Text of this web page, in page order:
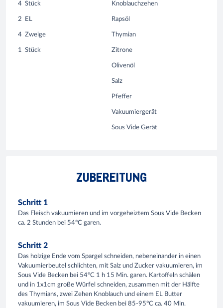
4 Stück Knoblauchzehen
2 EL Rapsöl
4 Zweige Thymian
1 Stück Zitrone
Olivenöl
Salz
Pfeffer
Vakuumiergerät
Sous Vide Gerät
ZUBEREITUNG
Schritt 1
Das Fleisch vakuumieren und im vorgeheiztem Sous Vide Becken
ca. 2 Stunden bei 54°C garen.
Schritt 2
Das holzige Ende vom Spargel schneiden, nebeneinander in einen
Vakuumierbeutel schlichten, mit Salz und Zucker vakuumieren, im
Sous Vide Becken bei 54°C 1 h 15 Min. garen. Kartoffeln schälen
und in 1x1cm große Würfel schneiden, zusammen mit der Hälfte
des Thymians, zwei Zehen Knoblauch und einem EL Butter
vakuumieren, im Sous Vide Becken bei 85-95°C ca. 40 Min.